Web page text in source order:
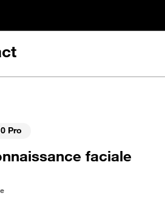
Pro
faciale